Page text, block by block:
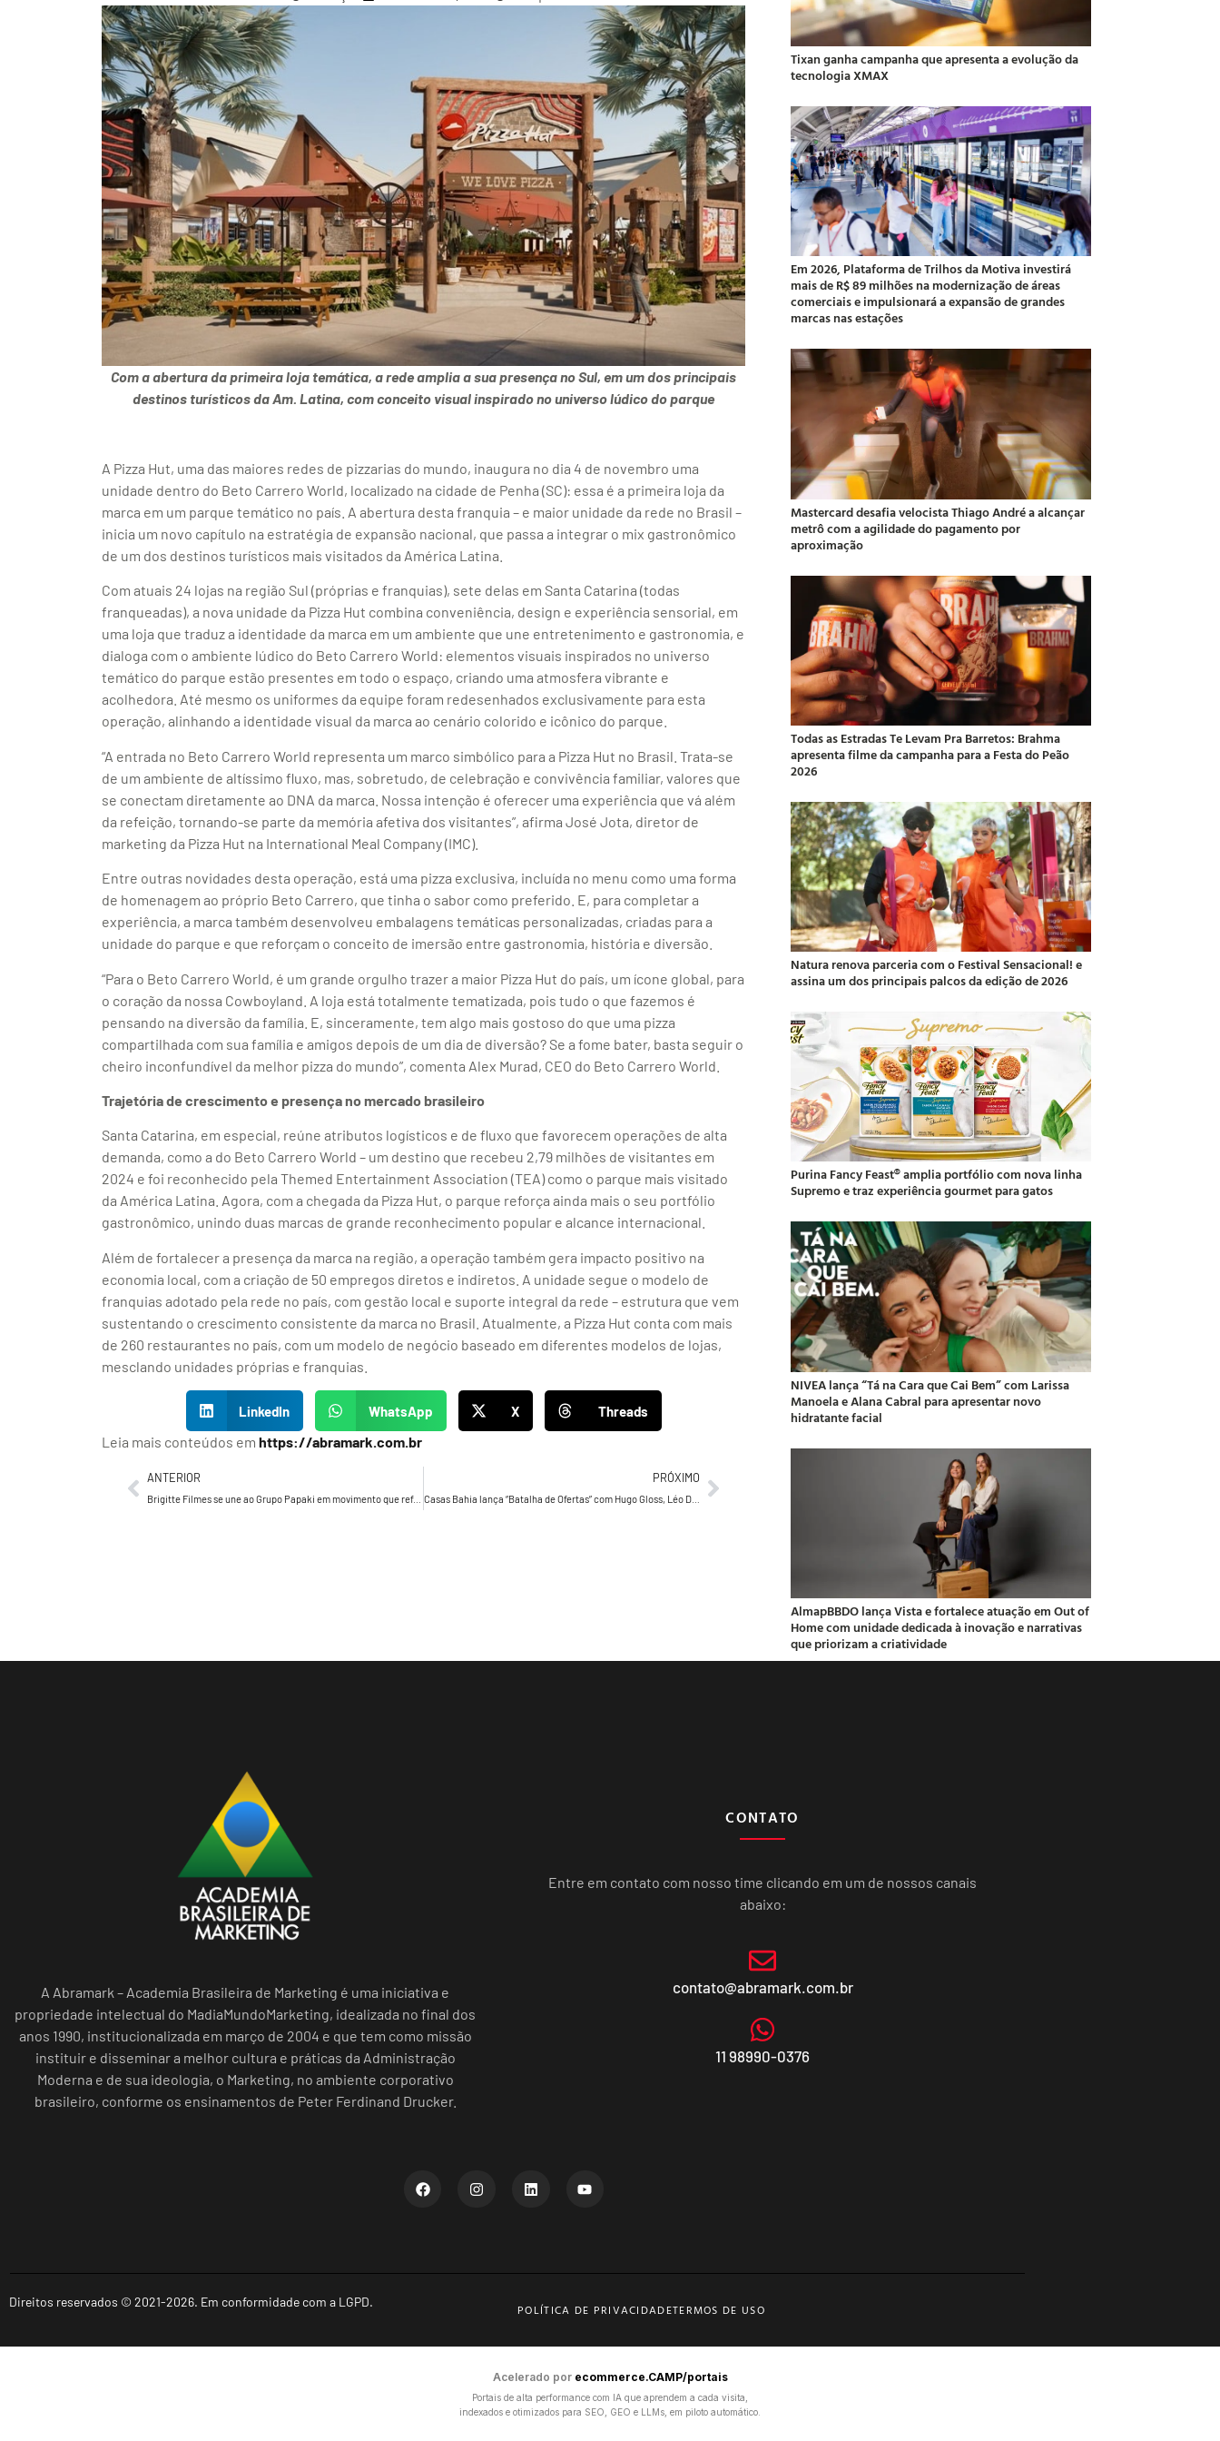
Com a abertura da primeira loja temática, a rede amplia a sua presença no Sul, em um dos principais
destinos turísticos da Am. Latina, com conceito visual inspirado no universo lúdico do parque
A Pizza Hut, uma das maiores redes de pizzarias do mundo, inaugura no dia 4 de novembro uma
unidade dentro do Beto Carrero World, localizado na cidade de Penha (SC): essa é a primeira loja da
marca em um parque temático no país. A abertura desta franquia – e maior unidade da rede no Brasil –
inicia um novo capítulo na estratégia de expansão nacional, que passa a integrar o mix gastronômico
de um dos destinos turísticos mais visitados da América Latina.
Com atuais 24 lojas na região Sul (próprias e franquias), sete delas em Santa Catarina (todas
franqueadas), a nova unidade da Pizza Hut combina conveniência, design e experiência sensorial, em
uma loja que traduz a identidade da marca em um ambiente que une entretenimento e gastronomia, e
dialoga com o ambiente lúdico do Beto Carrero World: elementos visuais inspirados no universo
temático do parque estão presentes em todo o espaço, criando uma atmosfera vibrante e
acolhedora. Até mesmo os uniformes da equipe foram redesenhados exclusivamente para esta
operação, alinhando a identidade visual da marca ao cenário colorido e icônico do parque.
“A entrada no Beto Carrero World representa um marco simbólico para a Pizza Hut no Brasil. Trata-se
de um ambiente de altíssimo fluxo, mas, sobretudo, de celebração e convivência familiar, valores que
se conectam diretamente ao DNA da marca. Nossa intenção é oferecer uma experiência que vá além
da refeição, tornando-se parte da memória afetiva dos visitantes”, afirma José Jota, diretor de
marketing da Pizza Hut na International Meal Company (IMC).
Entre outras novidades desta operação, está uma pizza exclusiva, incluída no menu como uma forma
de homenagem ao próprio Beto Carrero, que tinha o sabor como preferido. E, para completar a
experiência, a marca também desenvolveu embalagens temáticas personalizadas, criadas para a
unidade do parque e que reforçam o conceito de imersão entre gastronomia, história e diversão.
“Para o Beto Carrero World, é um grande orgulho trazer a maior Pizza Hut do país, um ícone global, para
o coração da nossa Cowboyland. A loja está totalmente tematizada, pois tudo o que fazemos é
pensando na diversão da família. E, sinceramente, tem algo mais gostoso do que uma pizza
compartilhada com sua família e amigos depois de um dia de diversão? Se a fome bater, basta seguir o
cheiro inconfundível da melhor pizza do mundo”, comenta Alex Murad, CEO do Beto Carrero World.
Trajetória de crescimento e presença no mercado brasileiro
Santa Catarina, em especial, reúne atributos logísticos e de fluxo que favorecem operações de alta
demanda, como a do Beto Carrero World – um destino que recebeu 2,79 milhões de visitantes em
2024 e foi reconhecido pela Themed Entertainment Association (TEA) como o parque mais visitado
da América Latina. Agora, com a chegada da Pizza Hut, o parque reforça ainda mais o seu portfólio
gastronômico, unindo duas marcas de grande reconhecimento popular e alcance internacional.
Além de fortalecer a presença da marca na região, a operação também gera impacto positivo na
economia local, com a criação de 50 empregos diretos e indiretos. A unidade segue o modelo de
franquias adotado pela rede no país, com gestão local e suporte integral da rede – estrutura que vem
sustentando o crescimento consistente da marca no Brasil. Atualmente, a Pizza Hut conta com mais
de 260 restaurantes no país, com um modelo de negócio baseado em diferentes modelos de lojas,
mesclando unidades próprias e franquias.
LinkedIn WhatsApp X Threads
Leia mais conteúdos em https://abramark.com.br
ANTERIOR
Brigitte Filmes se une ao Grupo Papaki em movimento que reforça solidez e sinergia criativa no mercado audiovisual
PRÓXIMO
Tixan ganha campanha que apresenta a evolução da
tecnologia XMAX
Em 2026, Plataforma de Trilhos da Motiva investirá
mais de R$ 89 milhões na modernização de áreas
comerciais e impulsionará a expansão de grandes
marcas nas estações
Mastercard desafia velocista Thiago André a alcançar
metrô com a agilidade do pagamento por
aproximação
Todas as Estradas Te Levam Pra Barretos: Brahma
apresenta filme da campanha para a Festa do Peão
2026
Natura renova parceria com o Festival Sensacional! e
assina um dos principais palcos da edição de 2026
Purina Fancy Feast® amplia portfólio com nova linha
Supremo e traz experiência gourmet para gatos
NIVEA lança “Tá na Cara que Cai Bem” com Larissa
Manoela e Alana Cabral para apresentar novo
hidratante facial
AlmapBBDO lança Vista e fortalece atuação em Out of
Home com unidade dedicada à inovação e narrativas
que priorizam a criatividade
A Abramark – Academia Brasileira de Marketing é uma iniciativa e
propriedade intelectual do MadiaMundoMarketing, idealizada no final dos
anos 1990, institucionalizada em março de 2004 e que tem como missão
instituir e disseminar a melhor cultura e práticas da Administração
Moderna e de sua ideologia, o Marketing, no ambiente corporativo
brasileiro, conforme os ensinamentos de Peter Ferdinand Drucker.
CONTATO
Entre em contato com nosso time clicando em um de nossos canais
abaixo:
contato@abramark.com.br
11 98990-0376
Direitos reservados © 2021-2026. Em conformidade com a LGPD. POLÍTICA DE PRIVACIDADETERMOS DE USO
Acelerado por ecommerce.CAMP/portais
Portais de alta performance com IA que aprendem a cada visita,
indexados e otimizados para SEO, GEO e LLMs, em piloto automático.